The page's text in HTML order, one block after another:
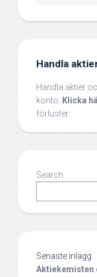
Handla
Handla aktier
konto: Klicka
förluster.
Search
Senaste inlägg
Aktiekemisten